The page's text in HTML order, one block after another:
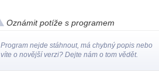
Oznámit potíže s programem
Program nejde stáhnout, má chybný popis nebo
víte o novější verzi? Dejte nám o tom vědět.